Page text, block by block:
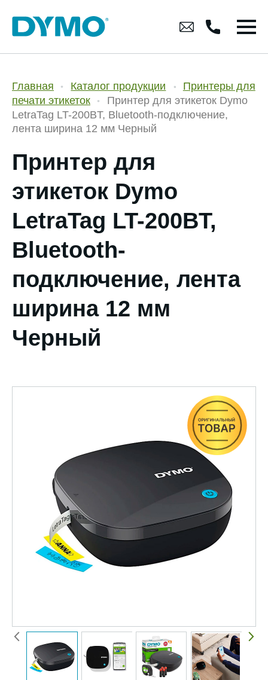
Главная Каталог продукции
Принтеры для
печати этикеток
Принтер для этикеток Dymo
LetraTag LT-200BT, Bluetooth-подключение,
лента ширина 12 мм Черный
Принтер для
этикеток Dymo
LetraTag LT-200BT,
Bluetooth-
подключение, лента
ширина 12 мм
Черный